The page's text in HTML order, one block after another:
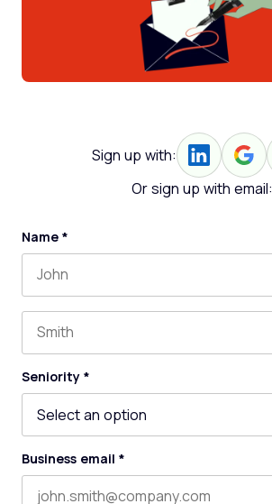
Sign up with:
Or sign up with email:
Name *
Seniority *
Business email *